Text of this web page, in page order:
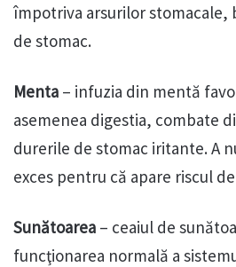
împotriva arsurilor stomacale,
de stomac.
Menta – infuzia din mentă
asemenea digestia, combate
durerile de stomac iritante. A
exces pentru că apare riscul
Sunătoarea – ceaiul de
funcţionarea normală a